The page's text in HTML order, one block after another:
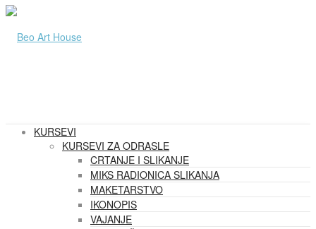
KURSEVI
KURSEVI ZA ODRASLE
CRTANJE I SLIKANJE
MIKS RADIONICA SLIKANJA
MAKETARSTVO
IKONOPIS
VAJANJE